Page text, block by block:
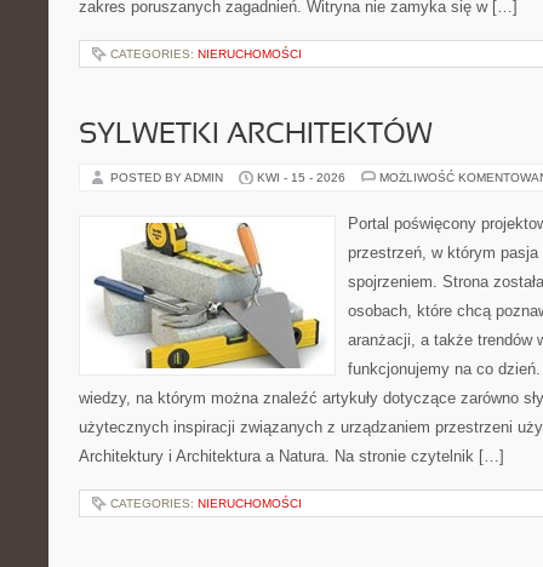
zakres poruszanych zagadnień. Witryna nie zamyka się w […]
CATEGORIES: NIERUCHOMOŚCI
SYLWETKI ARCHITEKTÓW
POSTED BY ADMIN KWI - 15 - 2026 MOŻLIWOŚĆ
Portal poświęcony
przestrzeń, w którym
spojrzeniem. Strona
osobach, które chcą
aranżacji, a także trendów
funkcjonujemy na co
wiedzy, na którym można znaleźć artykuły dotyczące zarówno
użytecznych inspiracji związanych z urządzaniem przestrzeni
Architektury i Architektura a Natura. Na stronie czytelnik […]
CATEGORIES: NIERUCHOMOŚCI